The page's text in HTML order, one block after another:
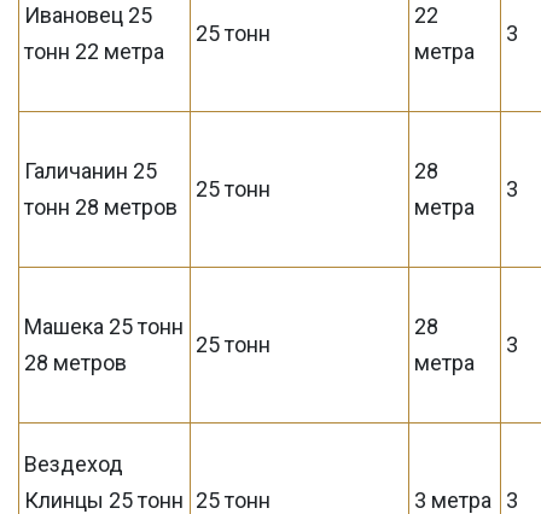
Ивановец 25
тонн 22 метра
25 тонн
22
метра
3
Галичанин 25
тонн 28 метров
25 тонн
28
метра
3
Машека 25 тонн
28 метров
25 тонн
28
метра
3
Вездеход
Клинцы 25 тонн 25 тонн 3 метра 3